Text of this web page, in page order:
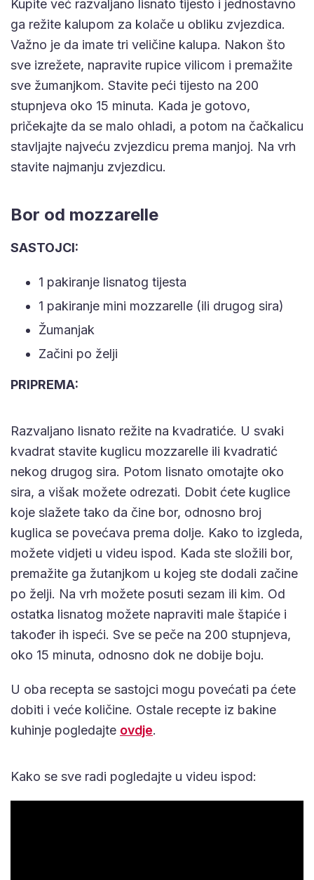
Kupite već razvaljano lisnato tijesto i jednostavno
ga režite kalupom za kolače u obliku zvjezdica.
Važno je da imate tri veličine kalupa. Nakon što
sve izrežete, napravite rupice vilicom i premažite
sve žumanjkom. Stavite peći tijesto na 200
stupnjeva oko 15 minuta. Kada je gotovo,
pričekajte da se malo ohladi, a potom na čačkalicu
stavljajte najveću zvjezdicu prema manjoj. Na vrh
stavite najmanju zvjezdicu.
Bor od mozzarelle
SASTOJCI:
1 pakiranje lisnatog tijesta
1 pakiranje mini mozzarelle (ili drugog sira)
Žumanjak
Začini po želji
PRIPREMA:
Razvaljano lisnato režite na kvadratiće. U svaki
kvadrat stavite kuglicu mozzarelle ili kvadratić
nekog drugog sira. Potom lisnato omotajte oko
sira, a višak možete odrezati. Dobit ćete kuglice
koje slažete tako da čine bor, odnosno broj
kuglica se povećava prema dolje. Kako to izgleda,
možete vidjeti u videu ispod. Kada ste složili bor,
premažite ga žutanjkom u kojeg ste dodali začine
po želji. Na vrh možete posuti sezam ili kim. Od
ostatka lisnatog možete napraviti male štapiće i
također ih ispeći. Sve se peče na 200 stupnjeva,
oko 15 minuta, odnosno dok ne dobije boju.
U oba recepta se sastojci mogu povećati pa ćete
dobiti i veće količine. Ostale recepte iz bakine
kuhinje pogledajte ovdje.
Kako se sve radi pogledajte u videu ispod: